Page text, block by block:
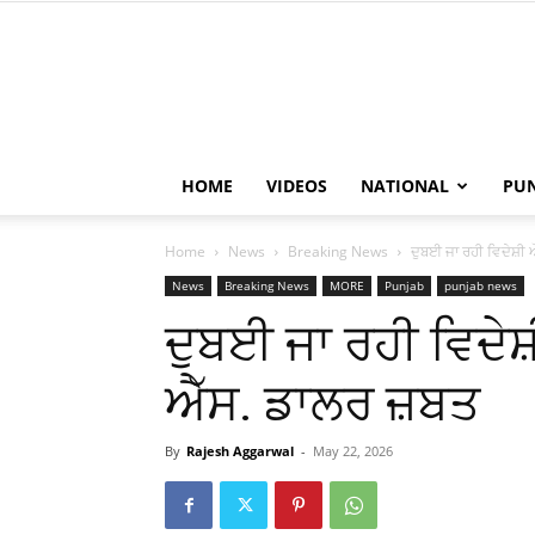
HOME VIDEOS NATIONAL
Home News Breaking News ਦੁਬਈ ਜਾ ਰਹੀ
News Breaking News MORE Punjab punjab news
ਦੁਬਈ ਜਾ ਰਹੀ
ਐੱਸ. ਡਾਲਰ ਜ਼ਬਤ
By Rajesh Aggarwal - May 22, 2026